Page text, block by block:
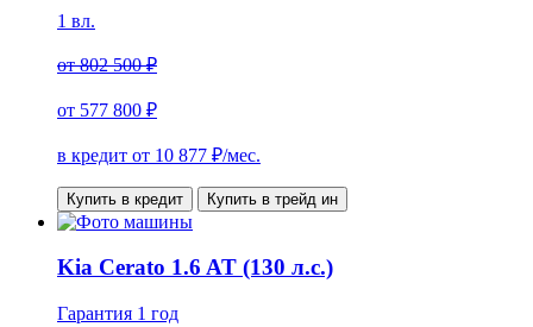
1 вл.
от802 500 ₽
от 577 800 ₽
в кредит от 10 877 ₽/мес.
Купить в кредит Купить в трейд ин
Kia Cerato 1.6 AT (130 л.с.)
Гарантия 1 год